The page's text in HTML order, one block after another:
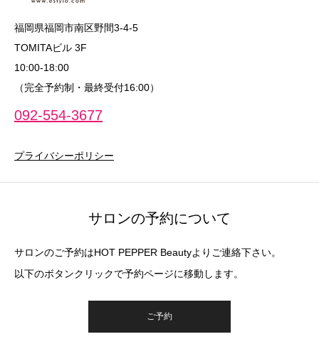
福岡県福岡市南区野間3-4-5
TOMITAビル 3F
10:00‐18:00
（完全予約制・最終受付16:00）
092-554-3677
プライバシーポリシー
サロンの予約について
サロンのご予約はHOT PEPPER Beautyよりご連絡下さい。
以下のボタンクリックで予約ページに移動します。
ご予約